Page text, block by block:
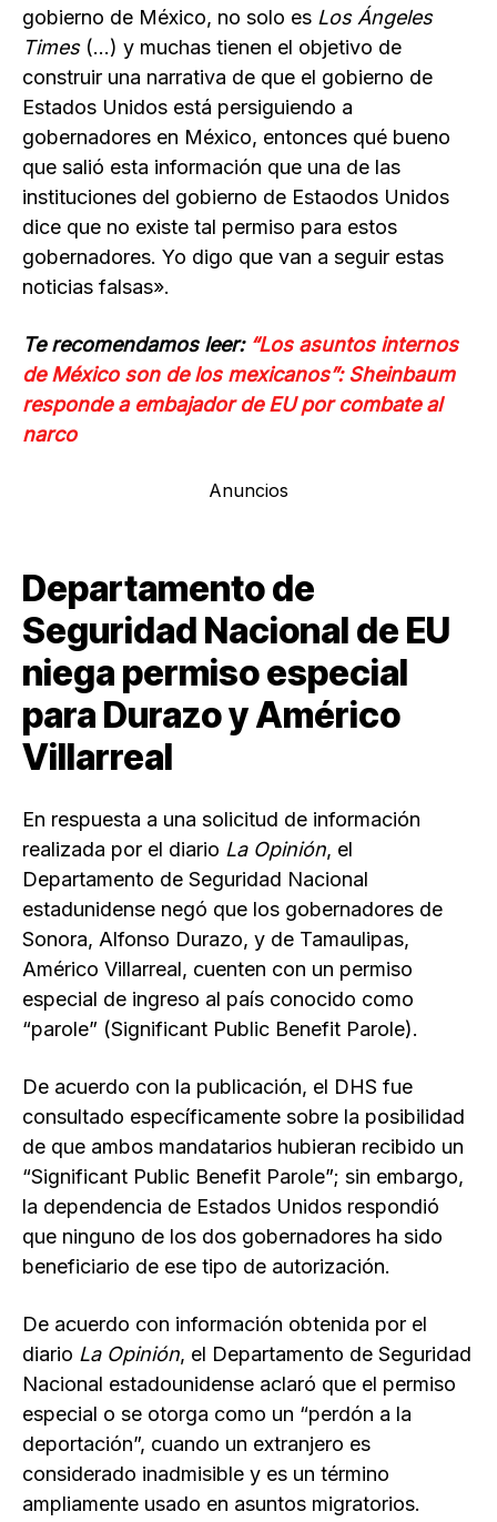
gobierno de México, no solo es Los Ángeles
Times(…) y muchas tienen el objetivo de
construir una narrativa de que el gobierno de
Estados Unidos está persiguiendo a
gobernadores en México, entonces qué bueno
que salió esta información que una de las
instituciones del gobierno de Estaodos Unidos
dice que no existe tal permiso para estos
gobernadores. Yo digo que van a seguir estas
noticias falsas».
Te recomendamos leer: “Los asuntos internos
de México son de los mexicanos”: Sheinbaum
responde a embajador de EU por combate al
narco
Anuncios
Departamento de
Seguridad Nacional de EU
niega permiso especial
para Durazo y Américo
Villarreal
En respuesta a una solicitud de información
realizada por el diario La Opinión, el
Departamento de Seguridad Nacional
estadunidense negó que los gobernadores de
Sonora, Alfonso Durazo, y de Tamaulipas,
Américo Villarreal, cuenten con un permiso
especial de ingreso al país conocido como
“parole” (Significant Public Benefit Parole).
De acuerdo con la publicación, el DHS fue
consultado específicamente sobre la posibilidad
de que ambos mandatarios hubieran recibido un
“Significant Public Benefit Parole”; sin embargo,
la dependencia de Estados Unidos respondió
que ninguno de los dos gobernadores ha sido
beneficiario de ese tipo de autorización.
De acuerdo con información obtenida por el
diario La Opinión, el Departamento de Seguridad
Nacional estadounidense aclaró que el permiso
especial o se otorga como un “perdón a la
deportación”, cuando un extranjero es
considerado inadmisible y es un término
ampliamente usado en asuntos migratorios.